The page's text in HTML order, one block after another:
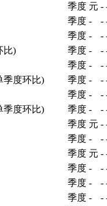
季度 元 -
季度 - -
季度 - -
比)
季度 - -
季度 - -
季度环比)
季度 - -
季度 - -
季度环比)
季度 - -
季度 元 -
季度 - -
季度 元 -
季度 - -
季度 - -
季度 - -